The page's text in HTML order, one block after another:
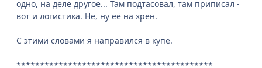
одно, на деле другое... Там подтасовал, там приписал -
вот и логистика. Не, ну её на хрен.
С этими словами я направился в купе.
******************************************